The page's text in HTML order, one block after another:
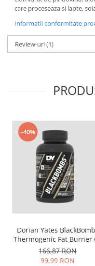
care proceseaza si lapte,
Informatii conformitate
Review-uri(1)
-40%
Dorian Yates
Thermogenic Fat Burner
tabs
166,87 RON
99,99 RON